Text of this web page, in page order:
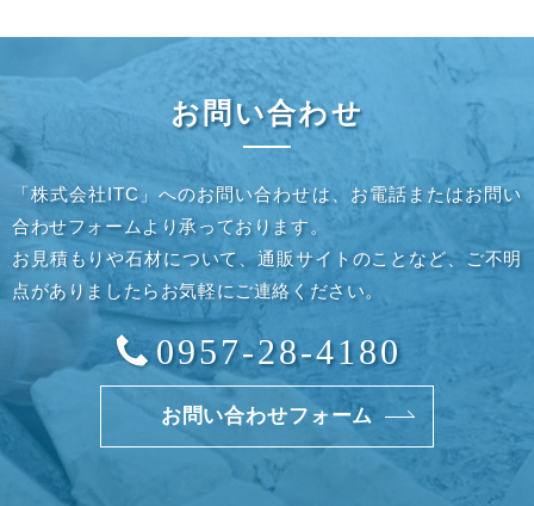
お問い合わせ
「株式会社ITC」へのお問い合わせは、お電話またはお問い
合わせフォームより承っております。
お見積もりや石材について、通販サイトのことなど、ご不明
点がありましたらお気軽にご連絡ください。
0957-28-4180
お問い合わせフォーム